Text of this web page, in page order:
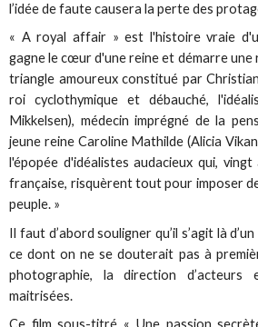
l’idée de faute causera la perte des
« A royal affair » est l'histoire vraie
gagne le cœur d'une reine et démarre
triangle amoureux constitué par
roi cyclothymique et débauché,
Mikkelsen), médecin imprégné de la
jeune reine Caroline Mathilde (Alicia
l'épopée d'idéalistes audacieux qui,
française, risquèrent tout pour imposer
peuple. »
Il faut d’abord souligner qu’il s’agit là
ce dont on ne se douterait pas à
photographie, la direction
maitrisées.
Ce film sous-titré « Une passion